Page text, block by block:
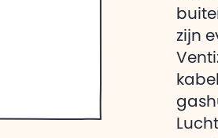
zijn